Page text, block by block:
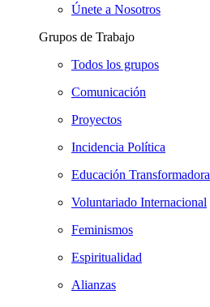
Únete a Nosotros
Grupos de Trabajo
Todos los grupos
Comunicación
Proyectos
Incidencia Política
Educación Transformadora
Voluntariado Internacional
Feminismos
Espiritualidad
Alianzas